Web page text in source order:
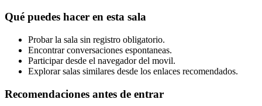
Qué puedes hacer en esta sala
Probar la sala sin registro obligatorio.
Encontrar conversaciones espontaneas.
Participar desde el navegador del movil.
Explorar salas similares desde los enlaces recomendados.
Recomendaciones antes de entrar